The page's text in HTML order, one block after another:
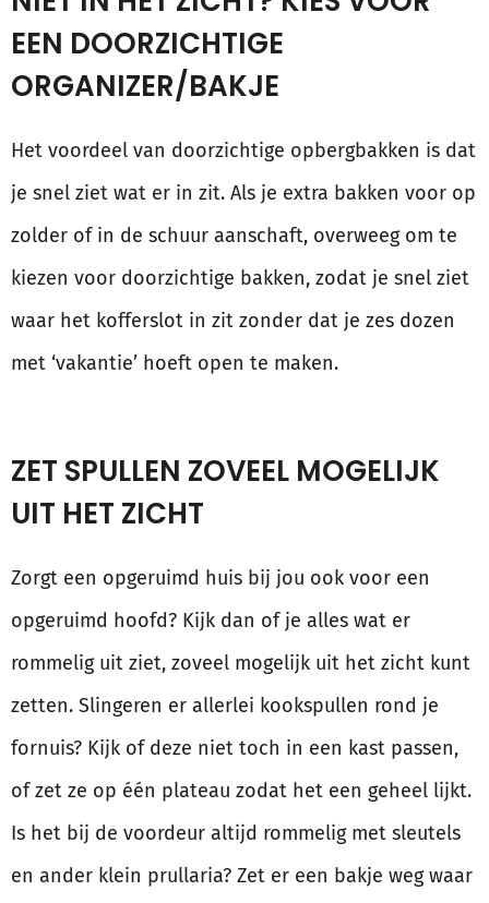
EEN DOORZICHTIGE
ORGANIZER/BAKJE
Het voordeel van doorzichtige opbergbakken is dat
je snel ziet wat er in zit. Als je extra bakken voor op
zolder of in de schuur aanschaft, overweeg om te
kiezen voor doorzichtige bakken, zodat je snel ziet
waar het kofferslot in zit zonder dat je zes dozen
met ‘vakantie’ hoeft open te maken.
ZET SPULLEN ZOVEEL MOGELIJK
UIT HET ZICHT
Zorgt een opgeruimd huis bij jou ook voor een
opgeruimd hoofd? Kijk dan of je alles wat er
rommelig uit ziet, zoveel mogelijk uit het zicht kunt
zetten. Slingeren er allerlei kookspullen rond je
fornuis? Kijk of deze niet toch in een kast passen,
of zet ze op één plateau zodat het een geheel lijkt.
Is het bij de voordeur altijd rommelig met sleutels
en ander klein prullaria? Zet er een bakje weg waar